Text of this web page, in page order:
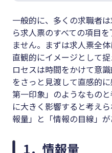
一般的に、多くの求職者
ら求人票のすべての項目
ません。まずは求人票全
直観的にイメージとして
ロセスは時間をかけて意
をさっと見渡して直感的
第一印象」のようなもの
に大きく影響すると考え
報量」と「情報の目線」が
1．情報量